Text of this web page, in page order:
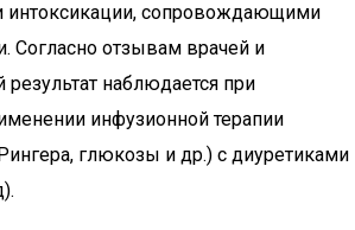
интоксикации, сопровождающими
Согласно отзывам врачей и
наблюдается при
инфузионной терапии
глюкозы и др.) с диуретиками